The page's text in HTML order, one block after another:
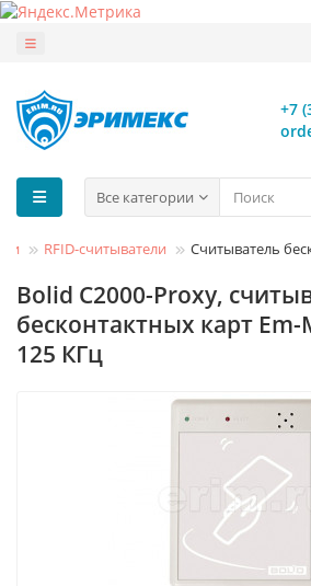
+7
Все категории
RFID-считыватели Считыватель
Bolid C2000-Proxy,
бесконтактных карт
125 КГц